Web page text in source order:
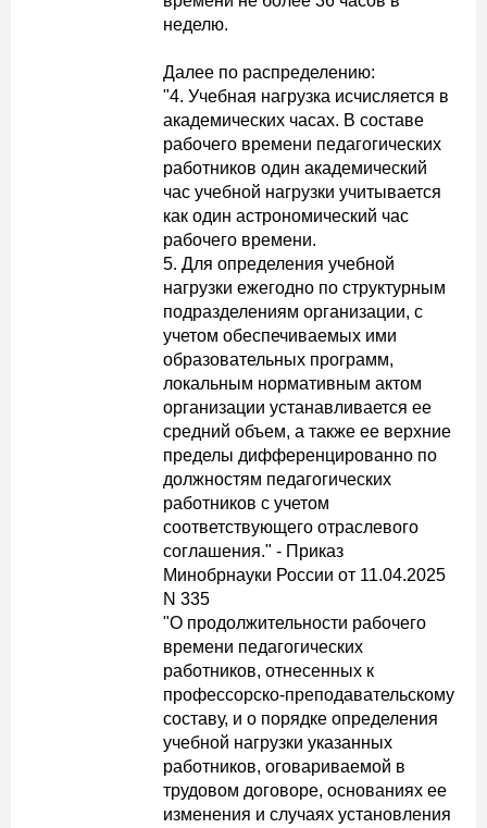
неделю.
Далее по распределению:
"4. Учебная нагрузка исчисляется в
академических часах. В составе
рабочего времени педагогических
работников один академический
час учебной нагрузки учитывается
как один астрономический час
рабочего времени.
5. Для определения учебной
нагрузки ежегодно по структурным
подразделениям организации, с
учетом обеспечиваемых ими
образовательных программ,
локальным нормативным актом
организации устанавливается ее
средний объем, а также ее верхние
пределы дифференцированно по
должностям педагогических
работников с учетом
соответствующего отраслевого
соглашения." - Приказ
Минобрнауки России от 11.04.2025
N 335
"О продолжительности рабочего
времени педагогических
работников, отнесенных к
профессорско-преподавательскому
составу, и о порядке определения
учебной нагрузки указанных
работников, оговариваемой в
трудовом договоре, основаниях ее
изменения и случаях установления